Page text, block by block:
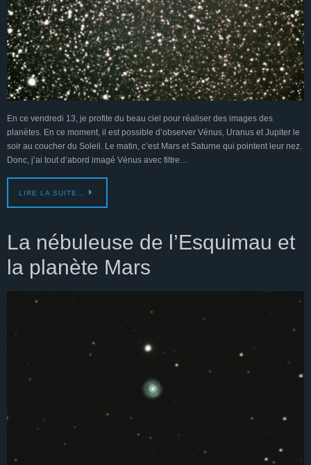
En ce vendredi 13, je profite du beau ciel pour réaliser des images des
planètes. En ce moment, il est possible d’observer Vénus, Uranus et Jupiter le
soir au coucher du Soleil. Le matin, c’est Mars et Saturne qui pointent leur nez.
Donc, j’ai tout d’abord imagé Vénus avec filtre…
LIRE LA SUITE…
La nébuleuse de l’Esquimau et
la planète Mars